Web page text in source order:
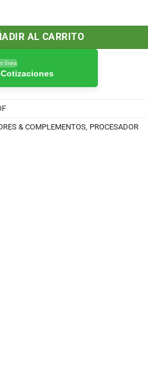
S/1,500.00.
7 5800X 3.80GHz 32MB AM4 cantidad
AL CARRITO
línea
& COMPLEMENTOS, PROCESADOR